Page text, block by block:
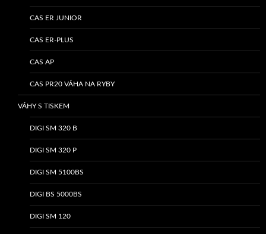
CAS ER JUNIOR
CAS ER-PLUS
CAS AP
CAS PR20 VÁHA NA RYBY
VÁHY S TISKEM
DIGI SM 320 B
DIGI SM 320 P
DIGI SM 5100BS
DIGI BS 5000BS
DIGI SM 120